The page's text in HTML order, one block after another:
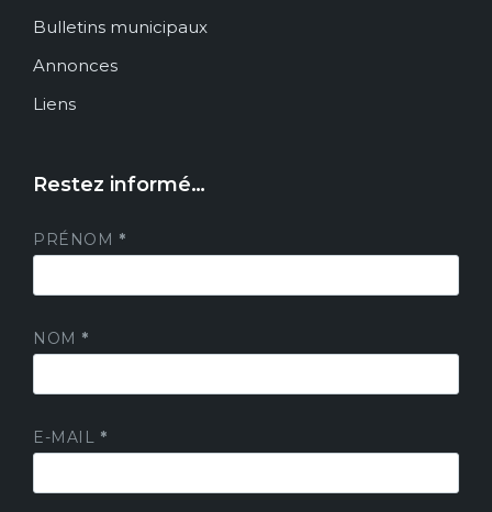
Bulletins municipaux
Annonces
Liens
Restez informé…
PRÉNOM *
NOM *
E-MAIL *